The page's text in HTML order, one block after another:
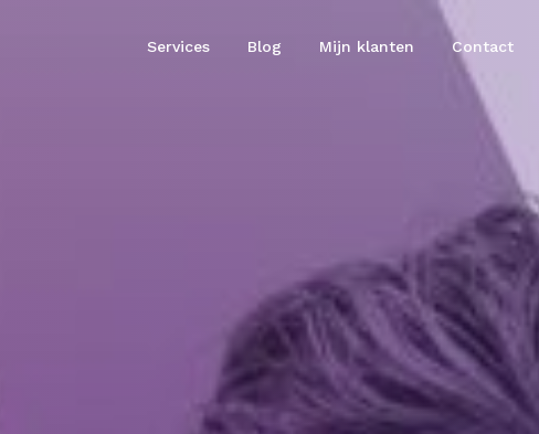
Services Blog Mijn klanten Contact